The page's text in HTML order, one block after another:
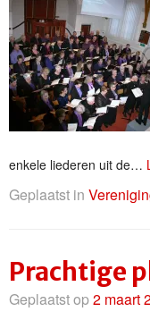
enkele liederen uit de…
Geplaatst in
Prachtige
Geplaatst op2 maart